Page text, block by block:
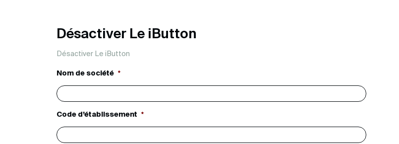
Désactiver Le iButton
Désactiver Le iButton
Nom de société *
Code d’établissement *